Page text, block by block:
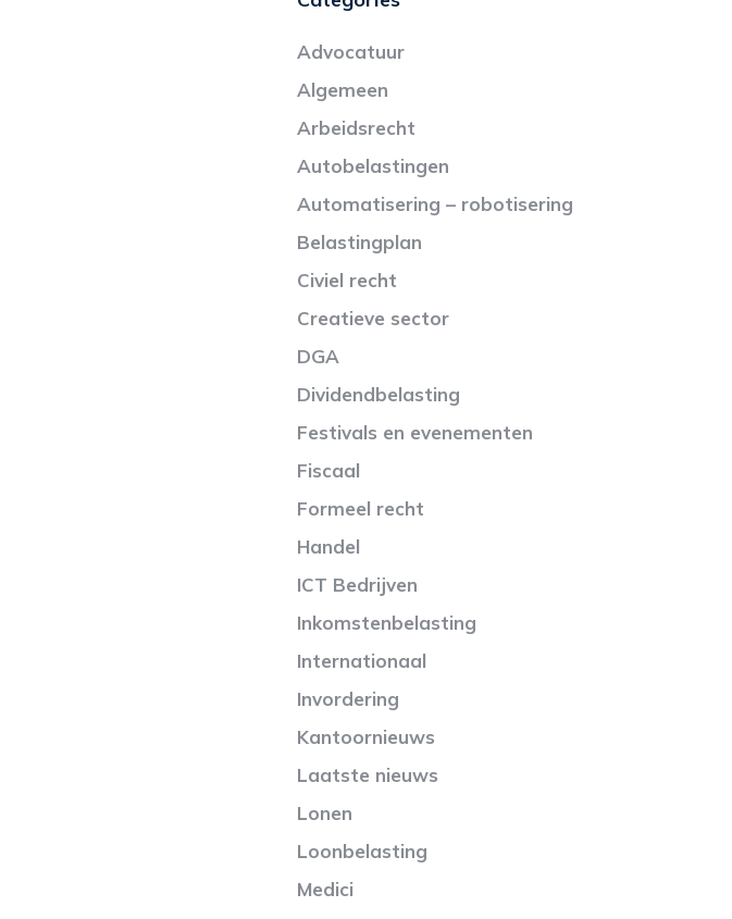
Advocatuur
Algemeen
Arbeidsrecht
Autobelastingen
Automatisering – robotisering
Belastingplan
Civiel recht
Creatieve sector
DGA
Dividendbelasting
Festivals en evenementen
Fiscaal
Formeel recht
Handel
ICT Bedrijven
Inkomstenbelasting
Internationaal
Invordering
Kantoornieuws
Laatste nieuws
Lonen
Loonbelasting
Medici